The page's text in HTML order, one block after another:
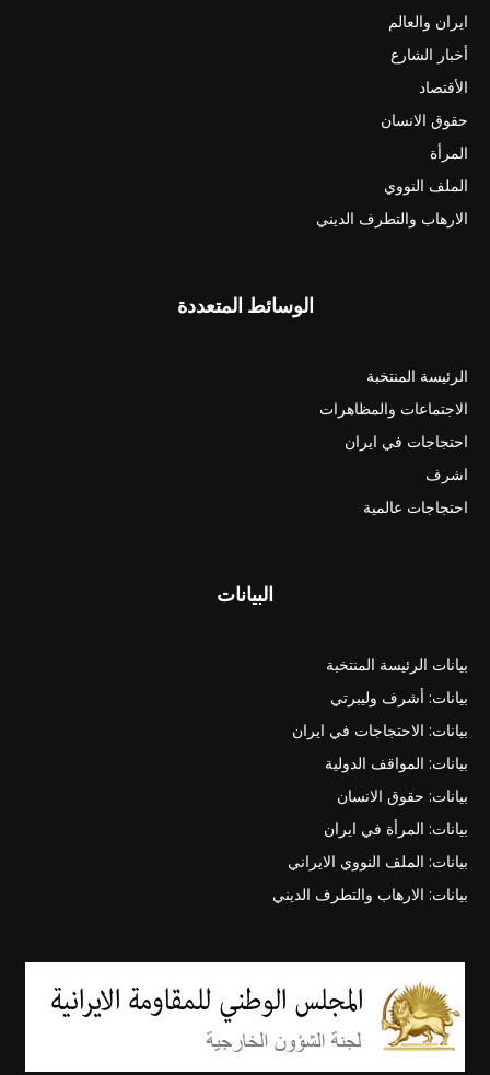
ايران والعالم
أخبار الشارع
الأقتصاد
حقوق الانسان
المرأة
الملف النووي
الارهاب والتطرف الديني
الوسائط المتعددة
الرئيسة المنتخبة
الاجتماعات والمظاهرات
احتجاجات في ايران
اشرف
احتجاجات عالمية
البيانات
بيانات الرئيسة المنتخبة
بيانات: أشرف وليبرتي
بيانات: الاحتجاجات في ايران
بيانات: المواقف الدولية
بيانات: حقوق الانسان
بيانات: المرأة في ايران
بيانات: الملف النووي الايراني
بيانات: الارهاب والتطرف الديني